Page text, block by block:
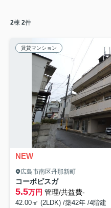
2棟 2件
賃貸マンション
NEW
広島市南区丹那新町
コーポピスガ
5.5万円 管理/共益費-
42.00㎡ (2LDK) /築42年 /4階建